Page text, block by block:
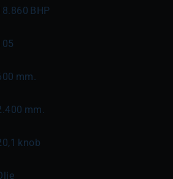
BHP
mm.
mm.
knob